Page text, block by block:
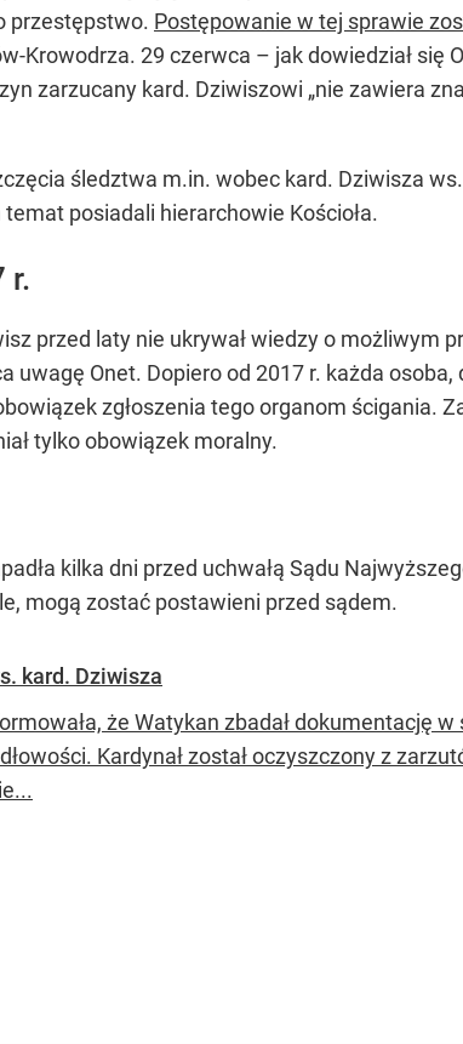
przestępstwo. Postępowanie w tej sprawie
Krowodrza. 29 czerwca – jak dowiedział się
zarzucany kard. Dziwiszowi „nie zawiera
śledztwa m.in. wobec kard. Dziwisza
posiadali hierarchowie Kościoła.
r.
przed laty nie ukrywał wiedzy o możliwym
uwagę Onet. Dopiero od 2017 r. każda
zgłoszenia tego organom ścigania.
tylko obowiązek moralny.
kilka dni przed uchwałą Sądu
mogą zostać postawieni przed sądem.
kard. Dziwisza
że Watykan zbadał dokumentację w
Kardynał został oczyszczony z